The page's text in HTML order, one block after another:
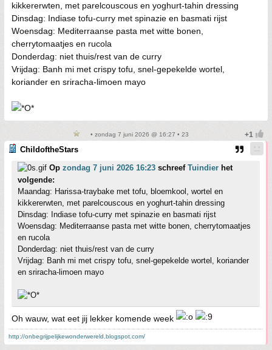
kikkererwten, met parelcouscous en yoghurt-tahin dressing
Dinsdag: Indiase tofu-curry met spinazie en basmati rijst
Woensdag: Mediterraanse pasta met witte bonen,
cherrytomaatjes en rucola
Donderdag: niet thuis/rest van de curry
Vrijdag: Banh mi met crispy tofu, snel-gepekelde wortel,
koriander en sriracha-limoen mayo
• zondag 7 juni 2026 @ 16:27 • 23
ChildoftheStars
Op zondag 7 juni 2026 16:23 schreef Tuindier het
volgende:
Maandag: Harissa-traybake met tofu, bloemkool, wortel en
kikkererwten, met parelcouscous en yoghurt-tahin dressing
Dinsdag: Indiase tofu-curry met spinazie en basmati rijst
Woensdag: Mediterraanse pasta met witte bonen, cherrytomaatjes
en rucola
Donderdag: niet thuis/rest van de curry
Vrijdag: Banh mi met crispy tofu, snel-gepekelde wortel, koriander
en sriracha-limoen mayo
Oh wauw, wat eet jij lekker komende week
http://onbegrijpelijkewonderwereld.blogspot.com/